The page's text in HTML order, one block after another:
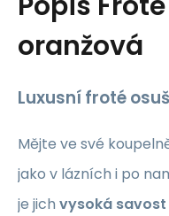
oranžová
Luxusní froté
Mějte ve své
jako v lázních i po
je jich vysoká